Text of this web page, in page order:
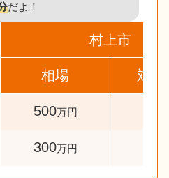
だよ！
村上市
相場 対象
500万円
300万円